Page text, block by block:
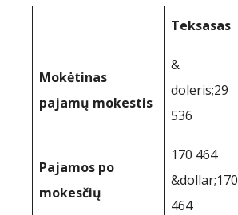
Teksasas
Mokėtinas
pajamų mokestis
&
doleris;29
536
Pajamos po
mokesčių
170 464
&dollar;170
464